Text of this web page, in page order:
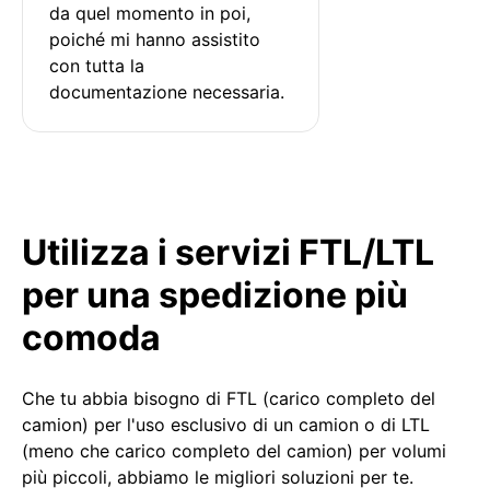
da quel momento in poi,
poiché mi hanno assistito
con tutta la
documentazione necessaria.
Utilizza i servizi FTL/LTL
per una spedizione più
comoda
Che tu abbia bisogno di FTL (carico completo del
camion) per l'uso esclusivo di un camion o di LTL
(meno che carico completo del camion) per volumi
più piccoli, abbiamo le migliori soluzioni per te.